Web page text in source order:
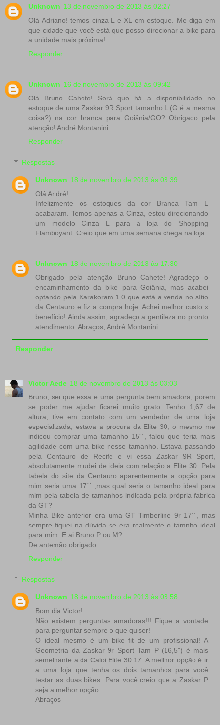
Unknown 13 de novembro de 2013 às 02:27
Olá Adriano! temos cinza L e XL em estoque. Me diga em
que cidade que você está que posso direcionar a bike para
a unidade mais próxima!
Responder
Unknown 16 de novembro de 2013 às 09:42
Olá Bruno Cahete! Será que há a disponibilidade no
estoque de uma Zaskar 9R Sport tamanho L (G é a mesma
coisa?) na cor branca para Goiânia/GO? Obrigado pela
atenção! André Montanini
Responder
Respostas
Unknown 18 de novembro de 2013 às 03:39
Olá André!
Infelizmente os estoques da cor Branca Tam L
acabaram. Temos apenas a Cinza, estou direcionando
um modelo Cinza L para a loja do Shopping
Flamboyant. Creio que em uma semana chega na loja.
Unknown 18 de novembro de 2013 às 17:30
Obrigado pela atenção Bruno Cahete! Agradeço o
encaminhamento da bike para Goiânia, mas acabei
optando pela Karakoram 1.0 que está a venda no sítio
da Centauro e fiz a compra hoje. Achei melhor custo x
benefício! Ainda assim, agradeço a gentileza no pronto
atendimento. Abraços, André Montanini
Responder
Victor Aede 18 de novembro de 2013 às 03:03
Bruno, sei que essa é uma pergunta bem amadora, porém
se poder me ajudar ficarei muito grato. Tenho 1,67 de
altura, tive em contato com um vendedor de uma loja
especializada, estava a procura da Elite 30, o mesmo me
indicou comprar uma tamanho 15´´, falou que teria mais
agilidade com uma bike nesse tamanho. Estava passando
pela Centauro de Recife e vi essa Zaskar 9R Sport,
absolutamente mudei de ideia com relação a Elite 30. Pela
tabela do site da Centauro aparentemente a opção para
mim seria uma 17´´ ,mas qual seria o tamanho ideal para
mim pela tabela de tamanhos indicada pela própria fabrica
da GT?
Minha Bike anterior era uma GT Timberline 9r 17´´, mas
sempre fiquei na dúvida se era realmente o tamnho ideal
para mim. E ai Bruno P ou M?
De antemão obrigado.
Responder
Respostas
Unknown 18 de novembro de 2013 às 03:58
Bom dia Victor!
Não existem perguntas amadoras!!! Fique a vontade
para perguntar sempre o que quiser!
O ideal mesmo é um bike fit de um profissional! A
Geometria da Zaskar 9r Sport Tam P (16,5") é mais
semelhante a da Caloi Elite 30 17. A mellhor opção é ir
a uma loja que tenha os dois tamanhos para você
testar as duas bikes. Para você creio que a Zaskar P
seja a melhor opção.
Abraços